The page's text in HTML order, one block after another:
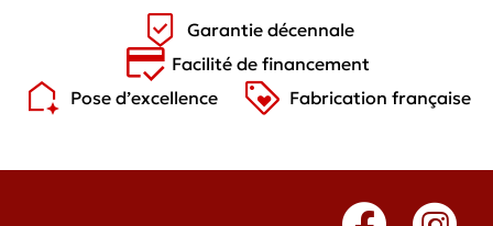
Garantie décennale
Facilité de financement
Pose d’excellence
Fabrication française